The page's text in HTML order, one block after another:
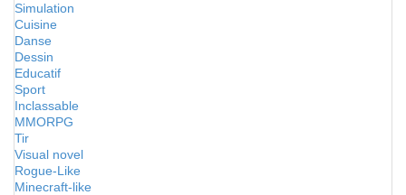
Simulation
Cuisine
Danse
Dessin
Educatif
Sport
Inclassable
MMORPG
Tir
Visual novel
Rogue-Like
Minecraft-like